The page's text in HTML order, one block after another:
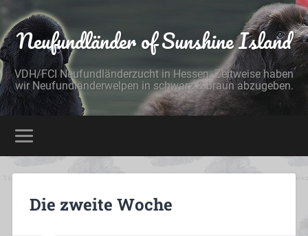
Neufundländer of Sunshine Island
VDH/FCI Neufundländerzucht in Hessen. Zeitweise haben
wir Neufundländerwelpen in schwarz & braun abzugeben.
Die zweite Woche